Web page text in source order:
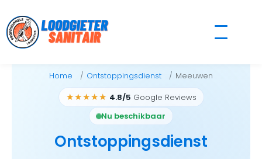
to
content
Home Ontstoppingsdienst Meeuwen
★★★★★ 4.8/5 Google Reviews
Nu beschikbaar
Ontstoppingsdienst